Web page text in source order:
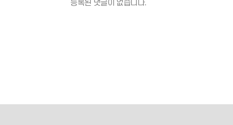
등록된 댓글이 없습니다.